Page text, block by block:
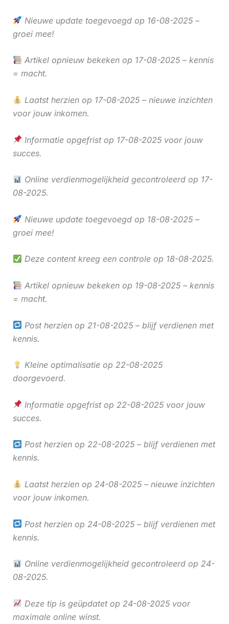
Nieuwe update toegevoegd op 16-08-2025 –
groei mee!
Artikel opnieuw bekeken op 17-08-2025 – kennis
= macht.
Laatst herzien op 17-08-2025 – nieuwe inzichten
voor jouw inkomen.
Informatie opgefrist op 17-08-2025 voor jouw
succes.
Online verdienmogelijkheid gecontroleerd op 17-
08-2025.
Nieuwe update toegevoegd op 18-08-2025 –
groei mee!
Deze content kreeg een controle op 18-08-2025.
Artikel opnieuw bekeken op 19-08-2025 – kennis
= macht.
Post herzien op 21-08-2025 – blijf verdienen met
kennis.
Kleine optimalisatie op 22-08-2025
doorgevoerd.
Informatie opgefrist op 22-08-2025 voor jouw
succes.
Post herzien op 22-08-2025 – blijf verdienen met
kennis.
Laatst herzien op 24-08-2025 – nieuwe inzichten
voor jouw inkomen.
Post herzien op 24-08-2025 – blijf verdienen met
kennis.
Online verdienmogelijkheid gecontroleerd op 24-
08-2025.
Deze tip is geüpdatet op 24-08-2025 voor
maximale online winst.